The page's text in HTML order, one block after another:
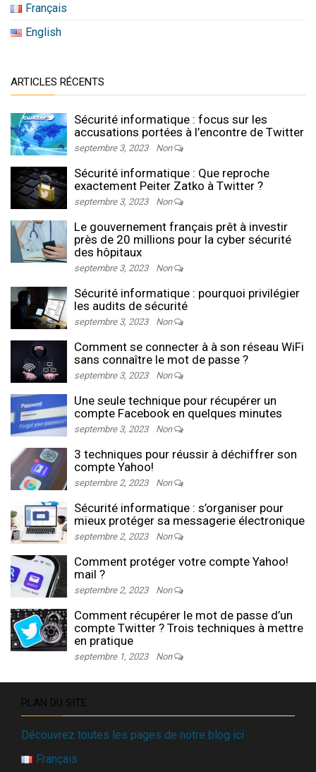
Français
English
ARTICLES RÉCENTS
Sécurité informatique : focus sur les
accusations portées à l’encontre de Twitter
septembre 3, 2023 Non
Sécurité informatique : Que reproche
exactement Peiter Zatko à Twitter ?
septembre 3, 2023 Non
Le gouvernement français prêt à investir
près de 20 millions pour la cyber sécurité
des hôpitaux
septembre 3, 2023 Non
Sécurité informatique : pourquoi privilégier
les audits de sécurité
septembre 3, 2023 Non
Comment se connecter à à son réseau WiFi
sans connaître le mot de passe ?
septembre 3, 2023 Non
Une seule technique pour récupérer un
compte Facebook en quelques minutes
septembre 3, 2023 Non
3 techniques pour réussir à déchiffrer son
compte Yahoo!
septembre 2, 2023 Non
Sécurité informatique : s’organiser pour
mieux protéger sa messagerie électronique
septembre 2, 2023 Non
Comment protéger votre compte Yahoo!
mail ?
septembre 2, 2023 Non
Comment récupérer le mot de passe d’un
compte Twitter ? Trois techniques à mettre
en pratique
septembre 1, 2023 Non
PLAN DU SITE
Découvrez toutes les pages de notre blog ici
Français